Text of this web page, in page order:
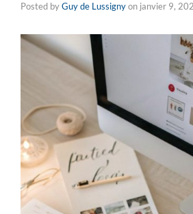
Posted byGuy de Lussignyon janvier 9,